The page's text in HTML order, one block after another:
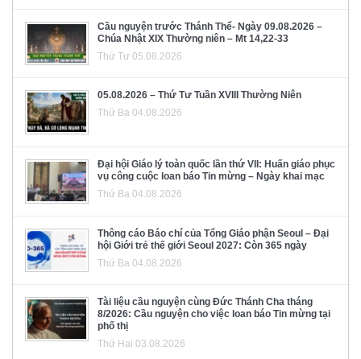
Cầu nguyện trước Thánh Thể- Ngày 09.08.2026 –
Chúa Nhật XIX Thường niên – Mt 14,22-33
Thứ Tư 05.08.2026
05.08.2026 – Thứ Tư Tuần XVIII Thường Niên
Thứ Ba 04.08.2026
Đại hội Giáo lý toàn quốc lần thứ VII: Huấn giáo phục
vụ công cuộc loan báo Tin mừng – Ngày khai mạc
Thứ Ba 04.08.2026
Thông cáo Báo chí của Tổng Giáo phận Seoul – Đại
hội Giới trẻ thế giới Seoul 2027: Còn 365 ngày
Thứ Ba 04.08.2026
Tài liệu cầu nguyện cùng Đức Thánh Cha tháng
8/2026: Cầu nguyện cho việc loan báo Tin mừng tại
phố thị
Thứ Hai 03.08.2026